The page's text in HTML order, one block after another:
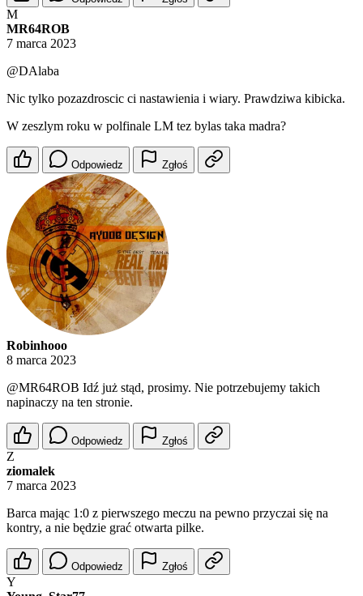
M
MR64ROB
7 marca 2023
@DAlaba
Nic tylko pozazdroscic ci nastawienia i wiary. Prawdziwa kibicka.
W zeszlym roku w polfinale LM tez bylas taka madra?
Odpowiedz Zgłoś
Robinhooo
8 marca 2023
@MR64ROB Idź już stąd, prosimy. Nie potrzebujemy takich
napinaczy na ten stronie.
Odpowiedz Zgłoś
Z
ziomalek
7 marca 2023
Barca mając 1:0 z pierwszego meczu na pewno przyczai się na
kontry, a nie będzie grać otwarta pilke.
Odpowiedz Zgłoś
Y